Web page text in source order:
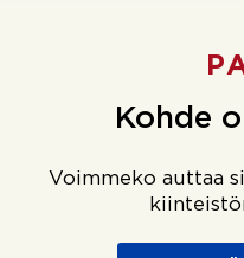
Kohde
Voimmeko auttaa